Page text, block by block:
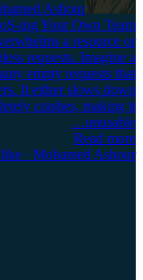
Ashour
ing Your Own Team
a resource or
requests. Imagine a
empty requests that
It either slows down
crashes, making it
unusable…
Read more
· Mohamed Ashour